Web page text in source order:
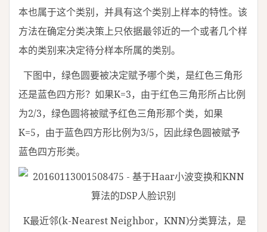
本也属于这个类别，并具有这个类别上样本的特性。该
方法在确定分类决策上只依据最邻近的一个或者几个样
本的类别来决定待分样本所属的类别。
下图中，绿色圆要被决定赋予哪个类，是红色三角形
还是蓝色四方形？如果K=3，由于红色三角形所占比例
为2/3，绿色圆将被赋予红色三角形那个类，如果
K=5，由于蓝色四方形比例为3/5，因此绿色圆被赋予
蓝色四方形类。
K最近邻(k-Nearest Neighbor，KNN)分类算法，是